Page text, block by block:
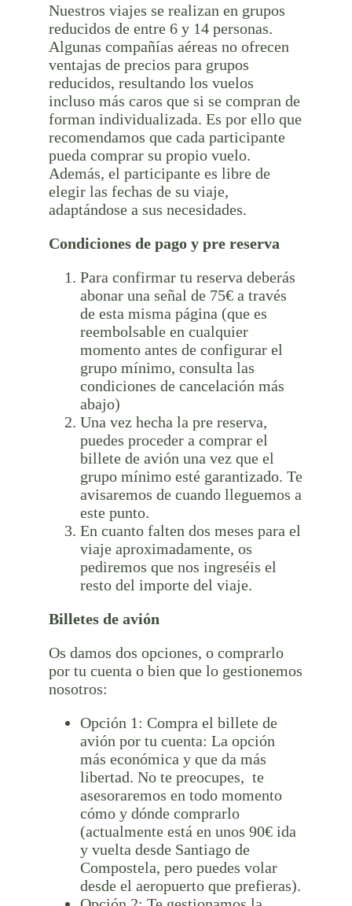
Nuestros viajes se realizan en grupos
reducidos de entre 6 y 14 personas.
Algunas compañías aéreas no ofrecen
ventajas de precios para grupos
reducidos, resultando los vuelos
incluso más caros que si se compran de
forman individualizada. Es por ello que
recomendamos que cada participante
pueda comprar su propio vuelo.
Además, el participante es libre de
elegir las fechas de su viaje,
adaptándose a sus necesidades.
Condiciones de pago y pre reserva
Para confirmar tu reserva deberás
abonar una señal de 75€ a través
de esta misma página (que es
reembolsable en cualquier
momento antes de configurar el
grupo mínimo, consulta las
condiciones de cancelación más
abajo)
Una vez hecha la pre reserva,
puedes proceder a comprar el
billete de avión una vez que el
grupo mínimo esté garantizado. Te
avisaremos de cuando lleguemos a
este punto.
En cuanto falten dos meses para el
viaje aproximadamente, os
pediremos que nos ingreséis el
resto del importe del viaje.
Billetes de avión
Os damos dos opciones, o comprarlo
por tu cuenta o bien que lo gestionemos
nosotros:
Opción 1: Compra el billete de
avión por tu cuenta: La opción
más económica y que da más
libertad. No te preocupes, te
asesoraremos en todo momento
cómo y dónde comprarlo
(actualmente está en unos 90€ ida
y vuelta desde Santiago de
Compostela, pero puedes volar
desde el aeropuerto que prefieras).